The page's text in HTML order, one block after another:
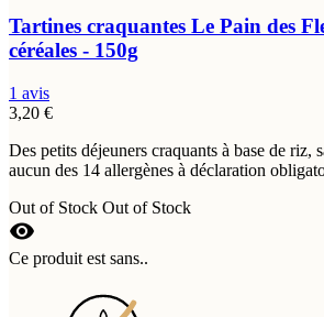
Tartines craquantes Le Pain des
céréales - 150g
1 avis
3,20 €
Des petits déjeuners craquants à base de riz,
aucun des 14 allergènes à déclaration
Out of Stock Out of Stock
visibility
Ce produit est sans..